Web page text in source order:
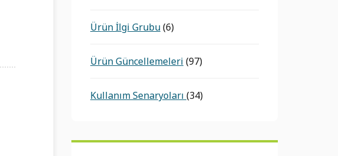
Ürün İlgi Grubu(6)
Ürün Güncellemeleri (97)
Kullanım Senaryoları (34)